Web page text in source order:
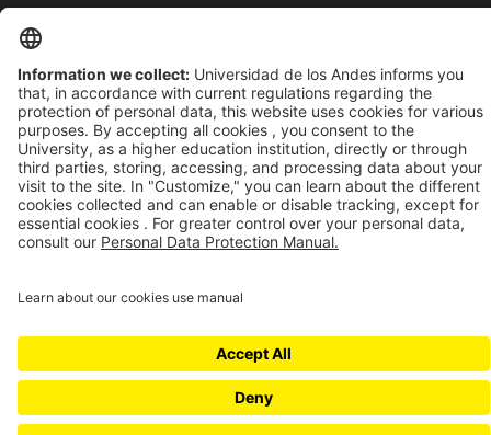
TEAM
TERMS AND CONDITIONS
Reconocimiento personería jurídica: Resolución 28 del 23 de febrero de 1949 MinJusticia.